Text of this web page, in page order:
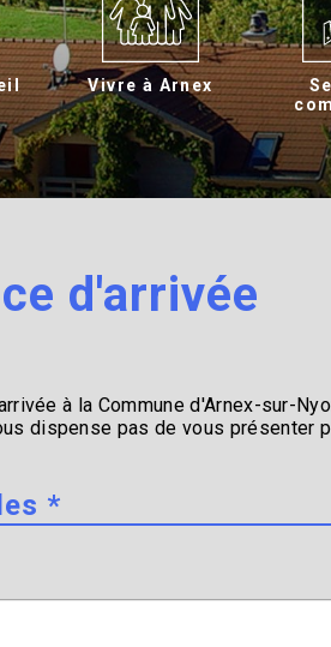
Vivre à Arnex
d'arrivée
à la Commune d'Arnex-sur-
dispense pas de vous présenter
*